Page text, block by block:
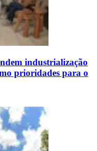
industrialização
prioridades para o